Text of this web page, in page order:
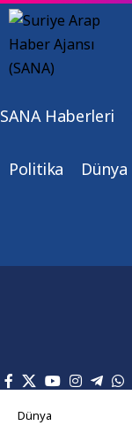
SANA Haberleri
Politika Dünya
Dünya